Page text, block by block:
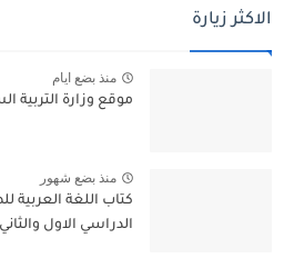
الاكثر زيارة
منذ بضع ايام
موقع وزارة التربية
منذ بضع شهور
كتاب اللغة
الدراسي الاول والثاني 2025-2026